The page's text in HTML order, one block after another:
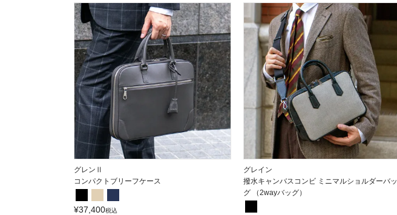
グレンⅡ
コンパクトブリーフケース
¥37,400税込
グレイン
撥水キャンバスコンビ ミニマルショルダーバッ
グ （2wayバッグ）